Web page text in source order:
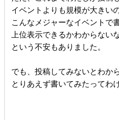
イベントよりも規模が大きい
こんなメジャーなイベントで
上位表示できるかわからない
という不安もありました。
でも、投稿してみないとわか
とりあえず書いてみたってわ